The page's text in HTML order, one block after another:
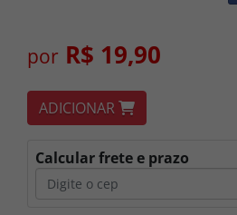
por R$ 19,90
ADICIONAR
Calcular frete e prazo